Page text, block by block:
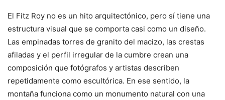
El Fitz Roy no es un hito arquitectónico, pero sí tiene una
estructura visual que se comporta casi como un diseño.
Las empinadas torres de granito del macizo, las crestas
afiladas y el perfil irregular de la cumbre crean una
composición que fotógrafos y artistas describen
repetidamente como escultórica. En ese sentido, la
montaña funciona como un monumento natural con una